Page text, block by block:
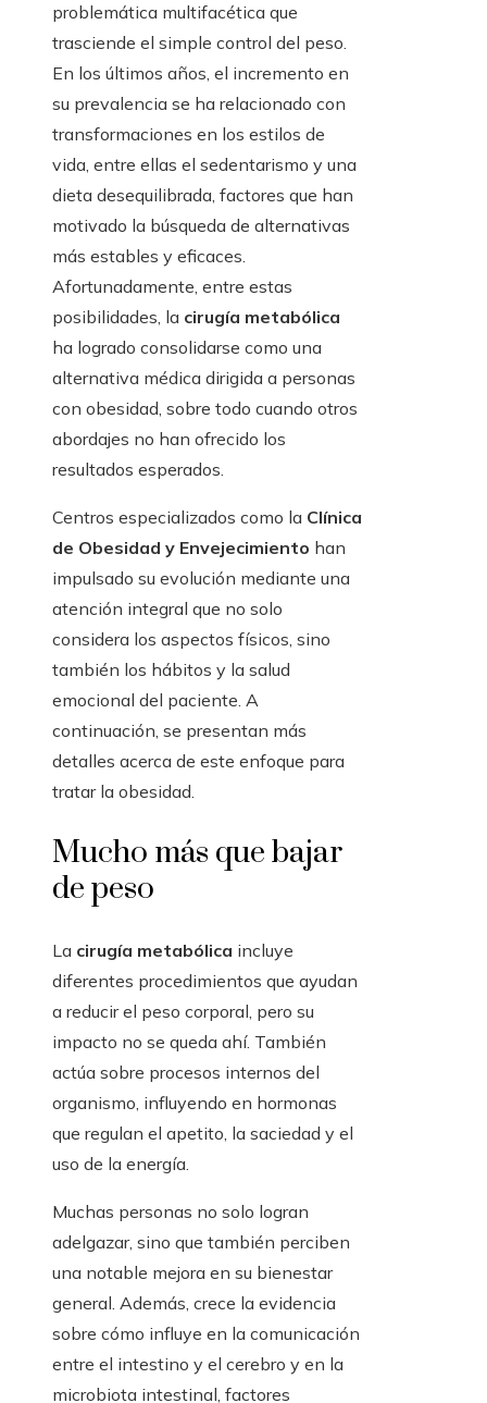
problemática multifacética que
trasciende el simple control del peso.
En los últimos años, el incremento en
su prevalencia se ha relacionado con
transformaciones en los estilos de
vida, entre ellas el sedentarismo y una
dieta desequilibrada, factores que han
motivado la búsqueda de alternativas
más estables y eficaces.
Afortunadamente, entre estas
posibilidades, la cirugía metabólica
ha logrado consolidarse como una
alternativa médica dirigida a personas
con obesidad, sobre todo cuando otros
abordajes no han ofrecido los
resultados esperados.
Centros especializados como la Clínica
de Obesidad y Envejecimiento han
impulsado su evolución mediante una
atención integral que no solo
considera los aspectos físicos, sino
también los hábitos y la salud
emocional del paciente. A
continuación, se presentan más
detalles acerca de este enfoque para
tratar la obesidad.
Mucho más que bajar
de peso
La cirugía metabólica incluye
diferentes procedimientos que ayudan
a reducir el peso corporal, pero su
impacto no se queda ahí. También
actúa sobre procesos internos del
organismo, influyendo en hormonas
que regulan el apetito, la saciedad y el
uso de la energía.
Muchas personas no solo logran
adelgazar, sino que también perciben
una notable mejora en su bienestar
general. Además, crece la evidencia
sobre cómo influye en la comunicación
entre el intestino y el cerebro y en la
microbiota intestinal, factores